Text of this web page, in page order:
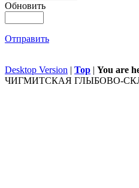
Обновить
Отправить
Desktop Version | Top | You are
ЧИГМИТСКАЯ ГЛЫБОВО-